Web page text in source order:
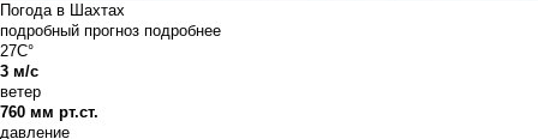
Погода в Шахтах
подробный прогноз подробнее
27C°
3 м/с
ветер
760 мм рт.ст.
давление